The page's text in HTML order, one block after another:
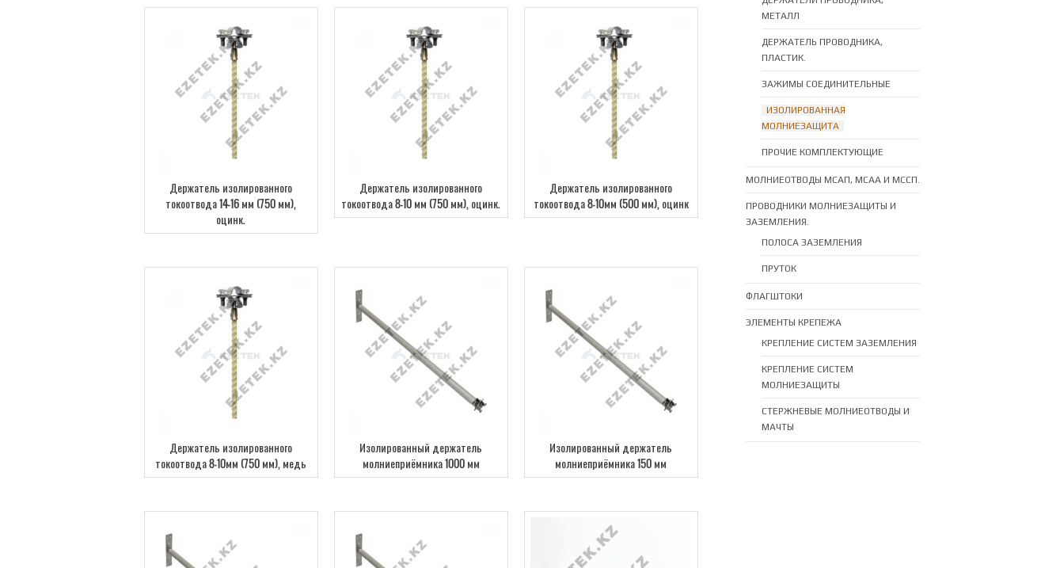
Держатель изолированного
токоотвода 14-16 мм (750 мм),
оцинк.
Держатель изолированного
токоотвода 8-10 мм (750 мм), оцинк.
Держатель изолированного
токоотвода 8-10мм (500 мм), оцинк
Держатель изолированного
токоотвода 8-10мм (750 мм), медь
Изолированный держатель
молниеприёмника 1000 мм
Изолированный держатель
молниеприёмника 150 мм
МЕТАЛЛ
ДЕРЖАТЕЛЬ ПРОВОДНИКА,
ПЛАСТИК.
ЗАЖИМЫ СОЕДИНИТЕЛЬНЫЕ
ИЗОЛИРОВАННАЯ
МОЛНИЕЗАЩИТА
ПРОЧИЕ КОМПЛЕКТУЮЩИЕ
МОЛНИЕОТВОДЫ МСАП, МСАА И МССП.
ПРОВОДНИКИ МОЛНИЕЗАЩИТЫ И
ЗАЗЕМЛЕНИЯ.
ПОЛОСА ЗАЗЕМЛЕНИЯ
ПРУТОК
ФЛАГШТОКИ
ЭЛЕМЕНТЫ КРЕПЕЖА
КРЕПЛЕНИЕ СИСТЕМ ЗАЗЕМЛЕНИЯ
КРЕПЛЕНИЕ СИСТЕМ
МОЛНИЕЗАЩИТЫ
СТЕРЖНЕВЫЕ МОЛНИЕОТВОДЫ И
МАЧТЫ